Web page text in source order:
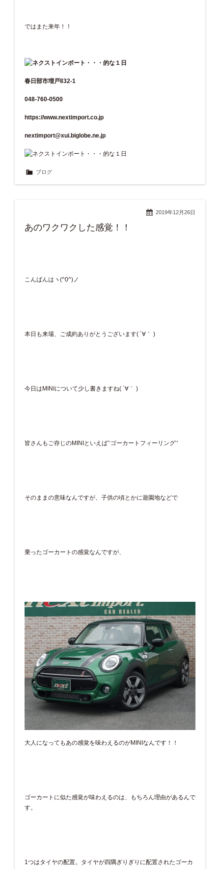
ではまた来年！！
春日部市増戸832-1
048-760-0500
https://www.nextimport.co.jp
nextimport@xui.biglobe.ne.jp
ブログ
2019年12月26日
あのワクワクした感覚！！
こんばんはヽ(^0^)ノ
本日も来場、ご成約ありがとうございます( ´∀｀ )
今日はMINIについて少し書きますね( ´∀｀ )
皆さんもご存じのMINIといえば‘‘ゴーカートフィーリング‘‘
そのままの意味なんですが、子供の頃とかに遊園地などで
乗ったゴーカートの感覚なんですが、
大人になってもあの感覚を味わえるのがMINIなんです！！
ゴーカートに似た感覚が味わえるのは、もちろん理由があるんで
す。
1つはタイヤの配置。タイヤが四隅ぎりぎりに配置されたゴーカ